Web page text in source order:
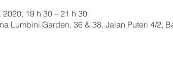
19 h 30 – 21 h 30
Lumbini Garden, 36 & 38, Jalan Puteri 4/2,